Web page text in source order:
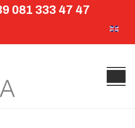
081 333 47 47